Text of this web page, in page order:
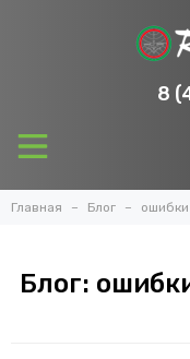
8
Главная Блог
Блог: